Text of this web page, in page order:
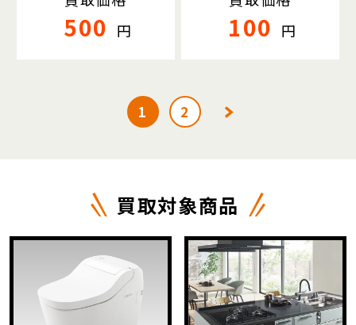
500 円 100 円
1 2
買取対象商品